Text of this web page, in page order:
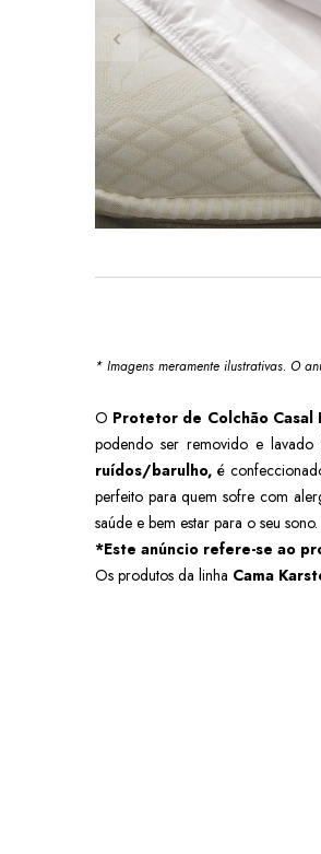
* Imagens meramente ilustrativas. O
O Protetor de Colchão Casal
podendo ser removido e lavado
ruídos/barulho, é
perfeito para quem sofre com
saúde e bem estar para o seu sono.
*Este anúncio refere-se ao
Os produtos da linha Cama